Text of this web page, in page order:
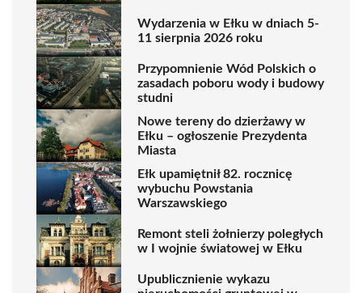
Wydarzenia w Ełku w dniach 5-
11 sierpnia 2026 roku
Przypomnienie Wód Polskich o
zasadach poboru wody i budowy
studni
Nowe tereny do dzierżawy w
Ełku – ogłoszenie Prezydenta
Miasta
Ełk upamiętnił 82. rocznicę
wybuchu Powstania
Warszawskiego
Remont steli żołnierzy poległych
w I wojnie światowej w Ełku
Upublicznienie wykazu